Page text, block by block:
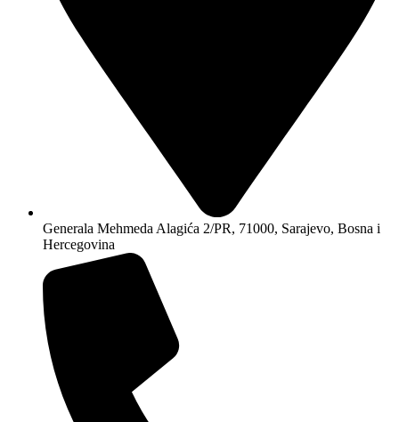
Generala Mehmeda Alagića 2/PR, 71000, Sarajevo, Bosna i
Hercegovina